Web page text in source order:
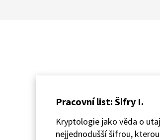
Pracovní list: Šifry I.
Kryptologie jako věda o
nejjednodušší šifrou,